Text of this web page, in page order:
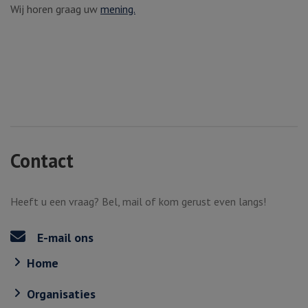
Wij horen graag uw mening.
Contact
Heeft u een vraag? Bel, mail of kom gerust even langs!
E-mail ons
Home
Organisaties